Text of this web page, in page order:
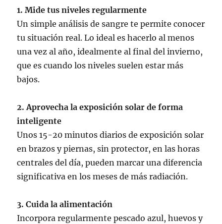
1. Mide tus niveles regularmente
Un simple análisis de sangre te permite conocer
tu situación real. Lo ideal es hacerlo al menos
una vez al año, idealmente al final del invierno,
que es cuando los niveles suelen estar más
bajos.
2. Aprovecha la exposición solar de forma
inteligente
Unos 15-20 minutos diarios de exposición solar
en brazos y piernas, sin protector, en las horas
centrales del día, pueden marcar una diferencia
significativa en los meses de más radiación.
3. Cuida la alimentación
Incorpora regularmente pescado azul, huevos y